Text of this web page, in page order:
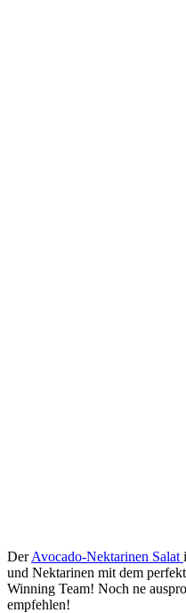
DerAvocado-Nektarinen Salat
und Nektarinen mit dem
Winning Team! Noch ne
empfehlen!